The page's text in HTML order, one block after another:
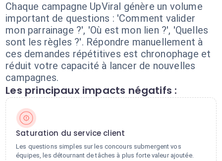
Chaque campagne UpViral génère un volume
important de questions : 'Comment valider
mon parrainage ?', 'Où est mon lien ?', 'Quelles
sont les règles ?'. Répondre manuellement à
ces demandes répétitives est chronophage et
réduit votre capacité à lancer de nouvelles
campagnes.
Les principaux impacts négatifs :
Saturation du service client
Les questions simples sur les concours submergent vos
équipes, les détournant de tâches à plus forte valeur ajoutée.